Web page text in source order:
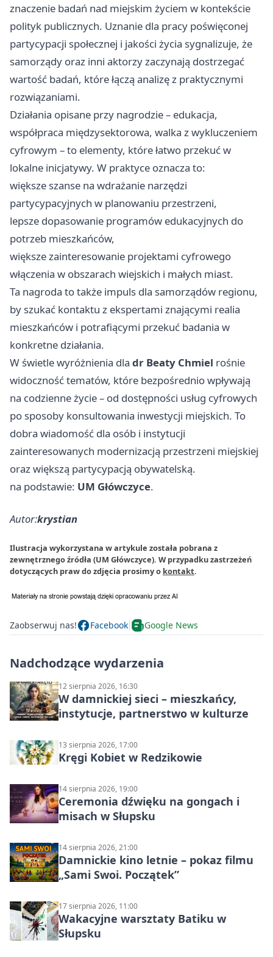
znaczenie badań nad miejskim życiem w kontekście
polityk publicznych. Uznanie dla pracy poświęconej
partycypacji społecznej i jakości życia sygnalizuje, że
samorządy oraz inni aktorzy zaczynają dostrzegać
wartość badań, które łączą analizę z praktycznymi
rozwiązaniami.
Działania opisane przy nagrodzie – edukacja,
współpraca międzysektorowa, walka z wykluczeniem
cyfrowym – to elementy, które łatwo przekuć w
lokalne inicjatywy. W praktyce oznacza to:
większe szanse na wdrażanie narzędzi
partycypacyjnych w planowaniu przestrzeni,
lepsze dopasowanie programów edukacyjnych do
potrzeb mieszkańców,
większe zainteresowanie projektami cyfrowego
włączenia w obszarach wiejskich i małych miast.
Ta nagroda to także impuls dla samorządów regionu,
by szukać kontaktu z ekspertami znającymi realia
mieszkańców i potrafiącymi przekuć badania w
konkretne działania.
W świetle wyróżnienia dla dr Beaty Chmiel rośnie
widoczność tematów, które bezpośrednio wpływają
na codzienne życie – od dostępności usług cyfrowych
po sposoby konsultowania inwestycji miejskich. To
dobra wiadomość dla osób i instytucji
zainteresowanych modernizacją przestrzeni miejskiej
oraz większą partycypacją obywatelską.
na podstawie: UM Główczyce.
Autor:krystian
Ilustracja wykorzystana w artykule została pobrana z
zewnętrznego źródła (UM Główczyce). W przypadku zastrzeżeń
dotyczących praw do zdjęcia prosimy o kontakt.
Zaobserwuj nas! Facebook Google News
Nadchodzące wydarzenia
12 sierpnia 2026, 16:30
W damnickiej sieci – mieszkańcy,
instytucje, partnerstwo w kulturze
13 sierpnia 2026, 17:00
Kręgi Kobiet w Redzikowie
14 sierpnia 2026, 19:00
Ceremonia dźwięku na gongach i
misach w Słupsku
14 sierpnia 2026, 21:00
Damnickie kino letnie – pokaz filmu
„Sami Swoi. Początek”
17 sierpnia 2026, 11:00
Wakacyjne warsztaty Batiku w
Słupsku